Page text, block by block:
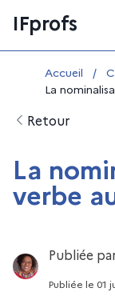
au
contenu
IFprofs
Vous êtes ici :
Accueil /
La
Retour
La
verbe
Publiée
Publiée le 01